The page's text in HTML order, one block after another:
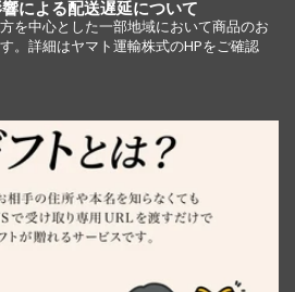
による配送遅延について
を中心とした一部地域において商品のお
。詳細はヤマト運輸株式のHPをご確認